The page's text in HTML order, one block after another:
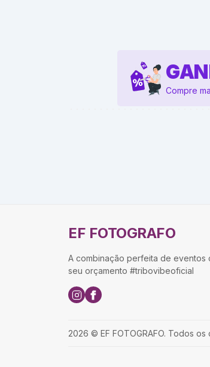
Compre
EF FOTOGRAFO
A combinação perfeita de eventos
seu orçamento #tribovibeoficial
2026 © EF FOTOGRAFO. Todos os